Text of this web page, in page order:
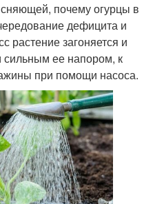
почему огурцы в
дефицита и
растение загоняется и
ее напором, к
при помощи насоса.